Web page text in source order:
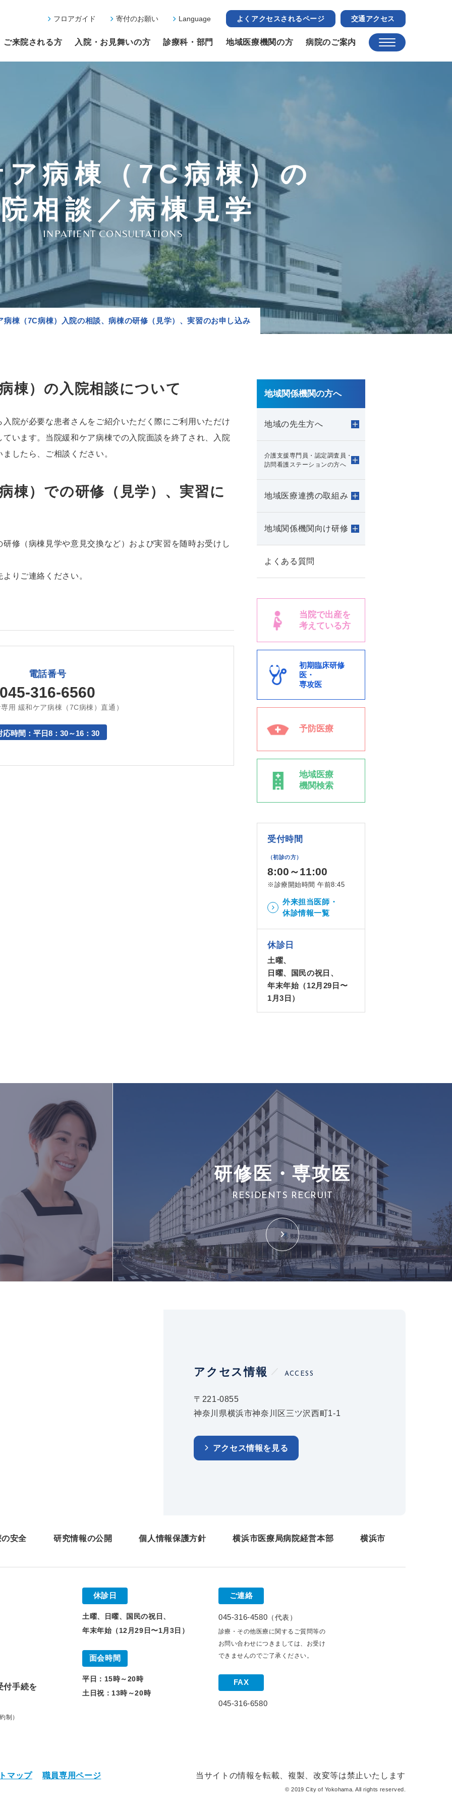
フロアガイド 寄付のお願い Language よくアクセスされるページ 交通アクセス
ご来院される方 入院・お見舞いの方 診療科・部門 地域医療機関の方 病院のご案内
ア病棟（7C病棟）の
相談／病棟見学
INPATIENT CONSULTATIONS
病棟（7C病棟）入院の相談、病棟の研修（見学）、実習のお申し込み
棟）の入院相談について
院が必要な患者さんをご紹介いただく際にご利用いただけ
います。当院緩和ケア病棟での入院面談を終了され、入院
したら、ご相談ください。
棟）での研修（見学）、実習に
修（病棟見学や意見交換など）および実習を随時お受けし
りご連絡ください。
電話番号
045-316-6560
用 緩和ケア病棟（7C病棟）直通）
応時間：平日8：30～16：30
地域関係機関の方へ
地域の先生方へ
介護支援専門員・認定調査員・
訪問看護ステーションの方へ
地域医療連携の取組み
地域関係機関向け研修
よくある質問
当院で出産を
考えている方
初期臨床研修
医・
専攻医
予防医療
地域医療
機関検索
受付時間
（初診の方）
8:00～11:00
※診療開始時間 午前8:45
外来担当医師・
休診情報一覧
休診日
土曜、
日曜、国民の祝日、
年末年始（12月29日〜
1月3日）
研修医・専攻医
RESIDENTS RECRUIT
アクセス情報 ACCESS
〒221-0855
神奈川県横浜市神奈川区三ツ沢西町1-1
アクセス情報を見る
安全 研究情報の公開 個人情報保護方針 横浜市医療局病院経営本部 横浜市
付手続を
制）
休診日
土曜、日曜、国民の祝日、
年末年始（12月29日〜1月3日）
面会時間
平日：15時～20時
土日祝：13時～20時
ご連絡
045-316-4580 （代表）
診療・その他医療に関するご質問等の
お問い合わせにつきましては、お受け
できませんのでご了承ください。
FAX
045-316-6580
マップ 職員専用ページ 当サイトの情報を転載、複製、改変等は禁止いたします
© 2019 City of Yokohama. All rights reserved.